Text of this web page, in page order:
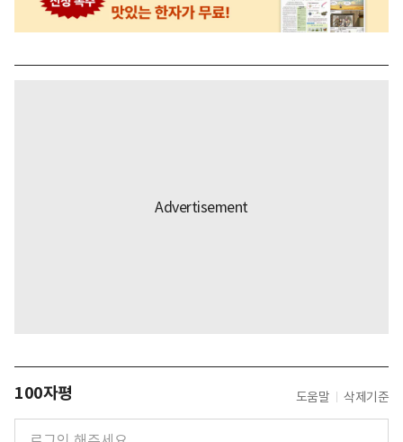
100자평 도움말 삭제기준